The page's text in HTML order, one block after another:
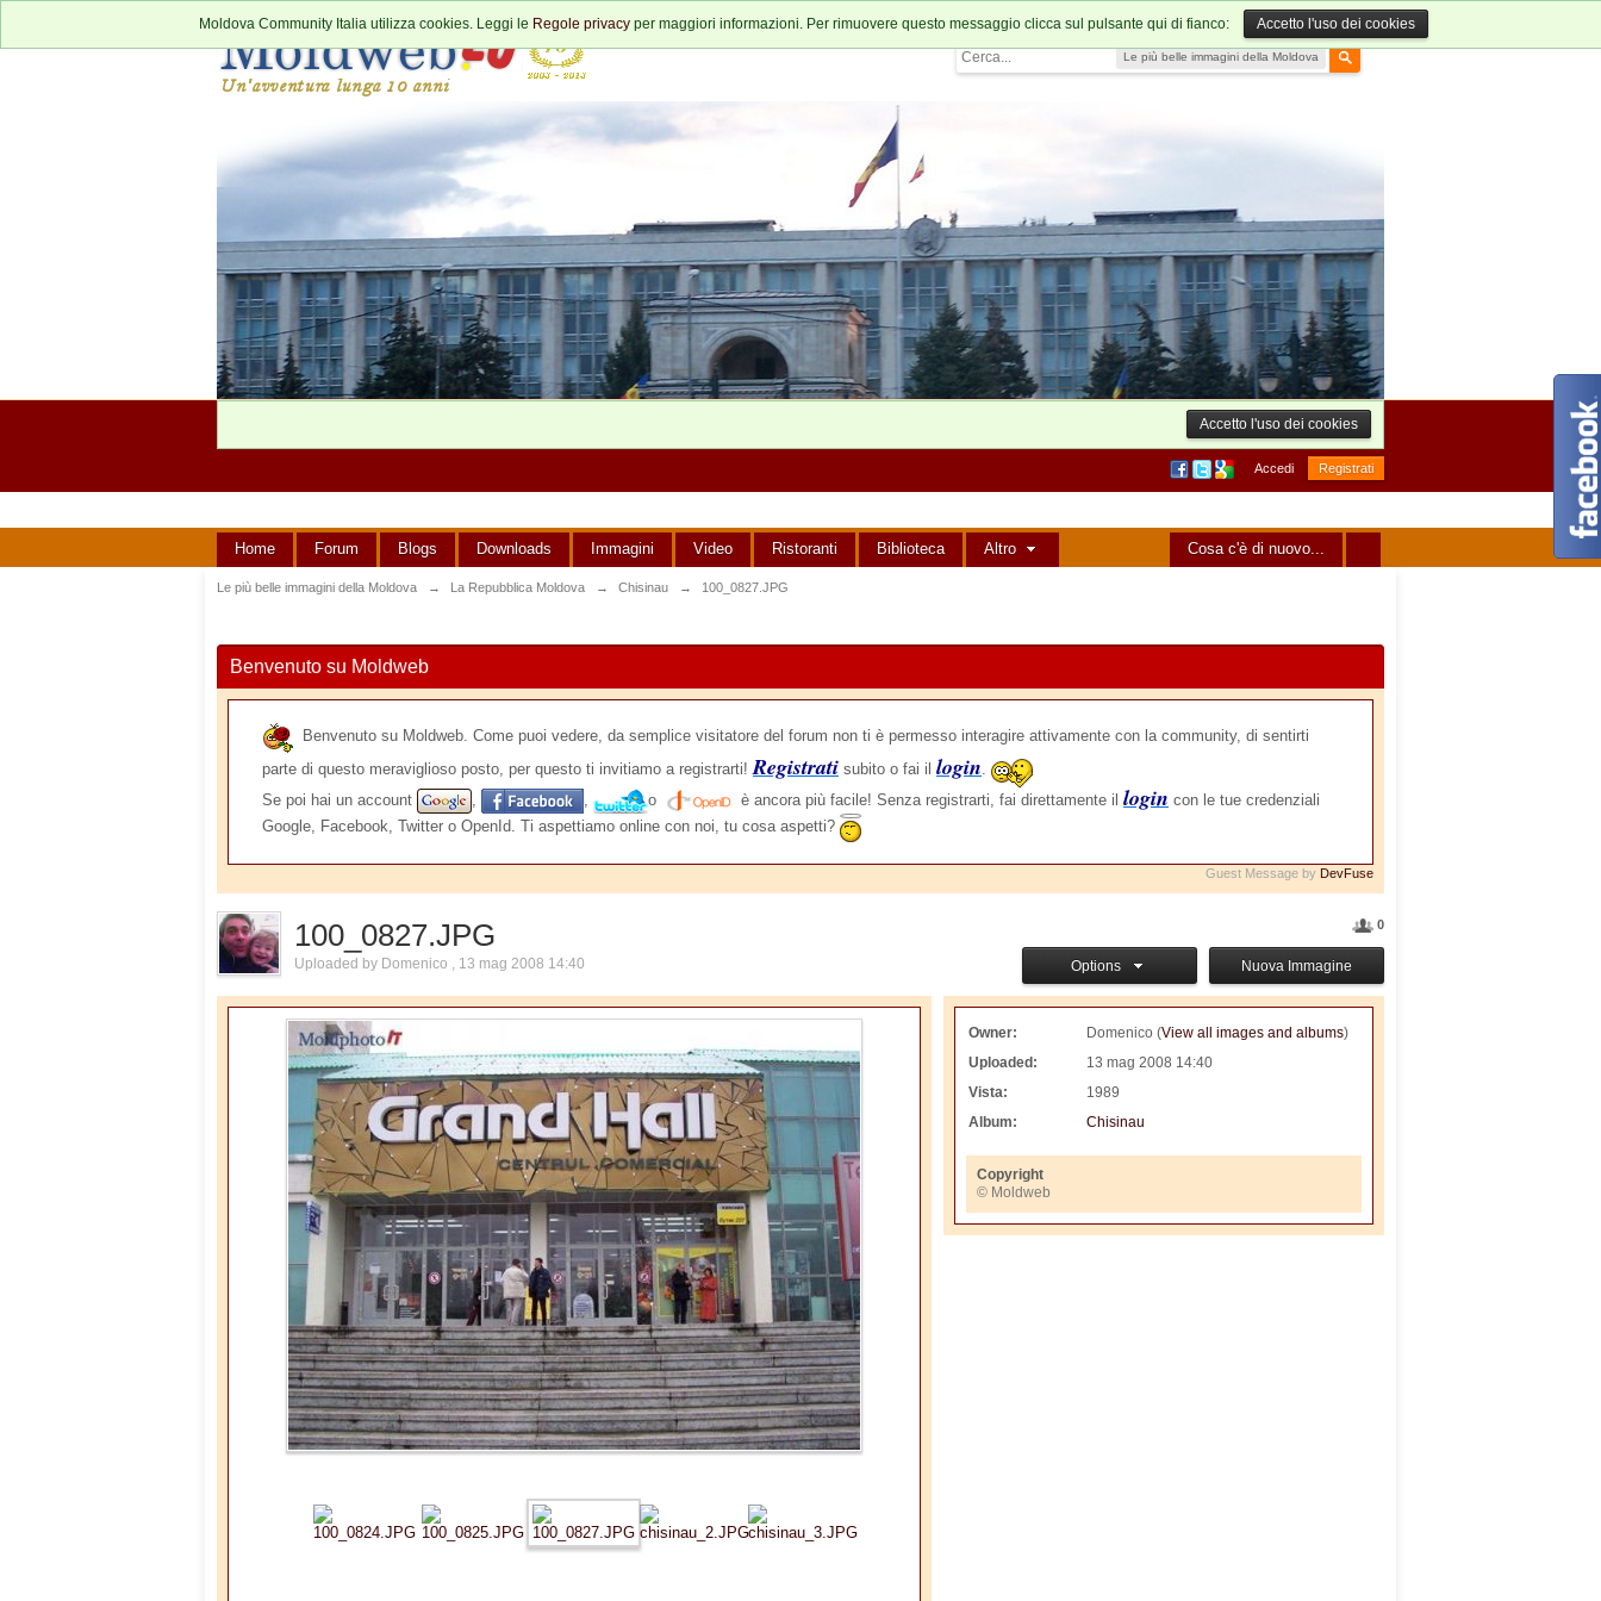
Le più belle immagini della Moldova
Moldova Community Italia utilizza cookies. Leggi le Regole privacy per maggiori informazioni. Per rimuovere questo messaggio clicca sul pulsante qui di fianco: Accetto l'uso dei cookies
Accetto l'uso dei cookies
Accedi Registrati
Cosa c'è di nuovo...
Home Forum Blogs Downloads Immagini Video Ristoranti Biblioteca Altro
Le più belle immagini della Moldova → La Repubblica Moldova → Chisinau → 100_0827.JPG
Benvenuto su Moldweb
Benvenuto su Moldweb. Come puoi vedere, da semplice visitatore del forum non ti è permesso interagire attivamente con la community, di sentirti
parte di questo meraviglioso posto, per questo ti invitiamo a registrarti!Registrati subito o fai il login.
Se poi hai un account
, , o è ancora più facile! Senza registrarti, fai direttamente il login con le tue credenziali
Google, Facebook, Twitter o OpenId. Ti aspettiamo online con noi, tu cosa aspetti?
Guest Message by DevFuse
0
Nuova Immagine
Options
100_0827.JPG
Uploaded by Domenico , 13 mag 2008 14:40
Owner: Domenico (View all images and albums)
Uploaded:
13 mag 2008 14:40
Vista:
1989
Album:
Chisinau
Copyright
© Moldweb